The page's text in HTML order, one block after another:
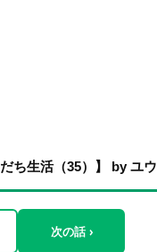
ち生活（35）】 by ユウ
次の話 ›